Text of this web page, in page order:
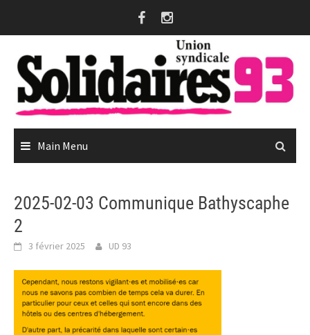
Main Menu
2025-02-03 Communique Bathyscaphe
2
3 février 2025 UD 93